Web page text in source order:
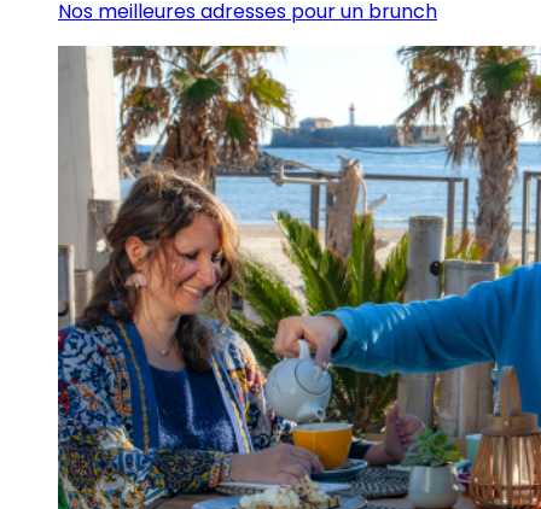
Nos meilleures adresses pour un brunch